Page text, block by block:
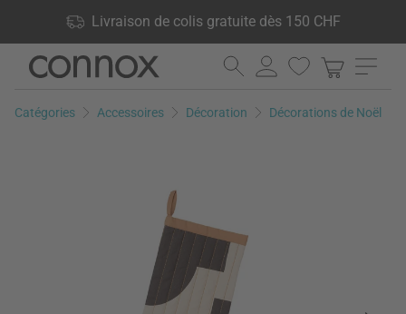
Livraison de colis gratuite dès 150 CHF
produits en stock, Droit de retour de 60 jours
Aller
contenu
Aller
la
Catégories Accessoires Décoration Décorations de Noël